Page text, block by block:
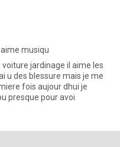
musiqu
u des blessure mais je me
cherche femme pas plus de 45 ans ou presque pour avoi